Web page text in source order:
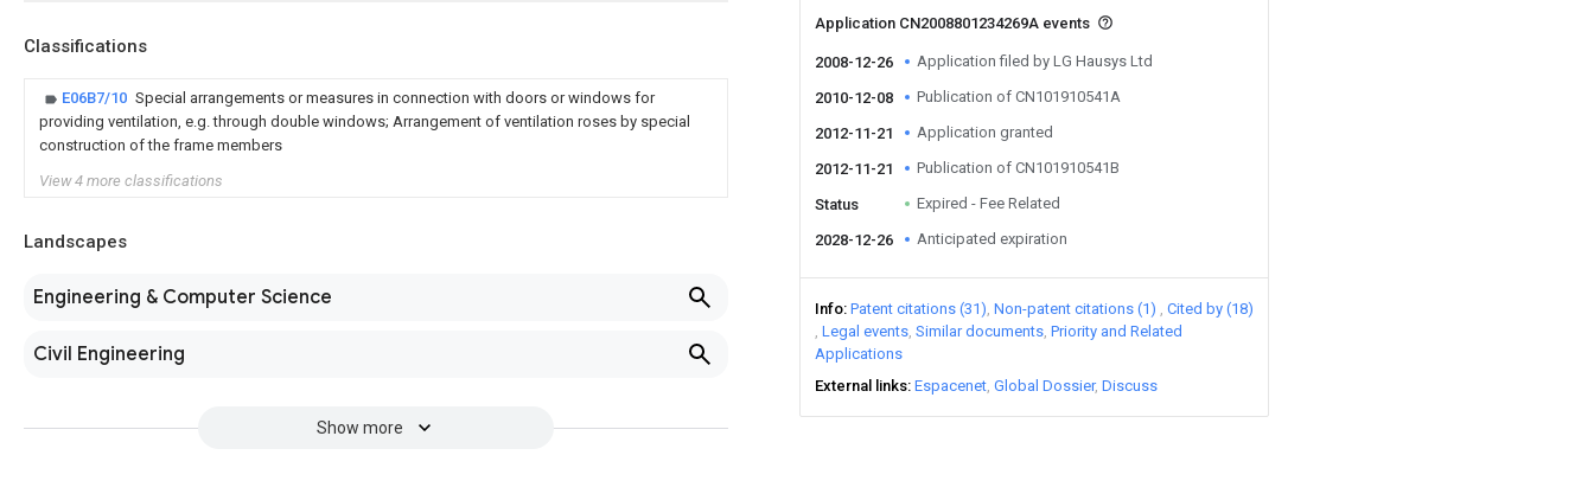
Classifications
E06B7/10 Special arrangements or measures in connection with doors or windows for
providing ventilation, e.g. through double windows; Arrangement of ventilation roses by special
construction of the frame members
View 4 more classifications
Landscapes
Engineering & Computer Science
Civil Engineering
Show more
Application CN2008801234269A events
2008-12-26 Application filed by LG Hausys Ltd
2010-12-08 Publication of CN101910541A
2012-11-21 Application granted
2012-11-21 Publication of CN101910541B
Status Expired - Fee Related
2028-12-26 Anticipated expiration
Info Patent citations (31) Non-patent citations (1)
Cited by (18)
Legal events Similar documents Priority and Related
Applications
External links Espacenet Global Dossier Discuss